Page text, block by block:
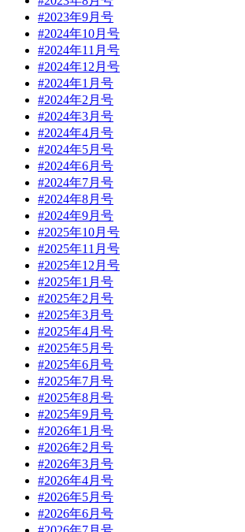
#2023年9月号
#2024年10月号
#2024年11月号
#2024年12月号
#2024年1月号
#2024年2月号
#2024年3月号
#2024年4月号
#2024年5月号
#2024年6月号
#2024年7月号
#2024年8月号
#2024年9月号
#2025年10月号
#2025年11月号
#2025年12月号
#2025年1月号
#2025年2月号
#2025年3月号
#2025年4月号
#2025年5月号
#2025年6月号
#2025年7月号
#2025年8月号
#2025年9月号
#2026年1月号
#2026年2月号
#2026年3月号
#2026年4月号
#2026年5月号
#2026年6月号